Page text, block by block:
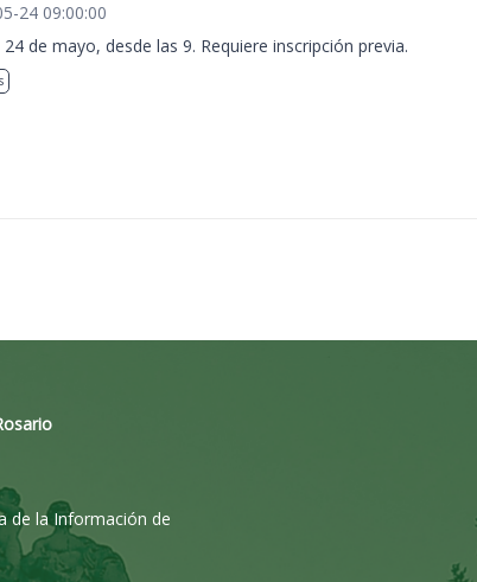
24 09:00:00
24 de mayo, desde las 9. Requiere inscripción previa.
de la Información de